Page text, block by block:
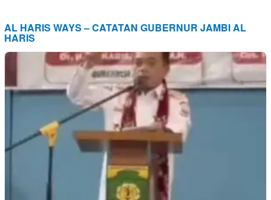
AL HARIS WAYS – CATATAN GUBERNUR JAMBI AL
HARIS